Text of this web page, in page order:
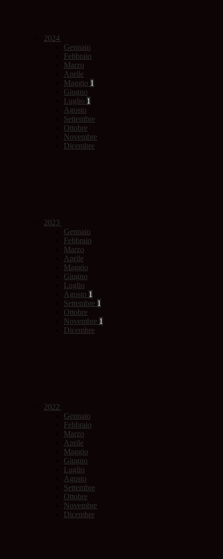
2024
Gennaio
Febbraio
Marzo
Aprile
Maggio 1
Giugno
Luglio 1
Agosto
Settembre
Ottobre
Novembre
Dicembre
2023
Gennaio
Febbraio
Marzo
Aprile
Maggio
Giugno
Luglio
Agosto 1
Settembre 1
Ottobre
Novembre 1
Dicembre
2022
Gennaio
Febbraio
Marzo
Aprile
Maggio
Giugno
Luglio
Agosto
Settembre
Ottobre
Novembre
Dicembre